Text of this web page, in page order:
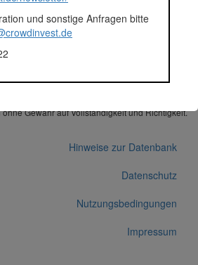
Crowdinvestment laut
Mitteilung von Exporo vom
Gewähr auf Vollständigkeit und Richtigkeit.
Hinweise zur Datenbank
Datenschutz
Nutzungsbedingungen
Impressum
und sonstige Anfragen bitte